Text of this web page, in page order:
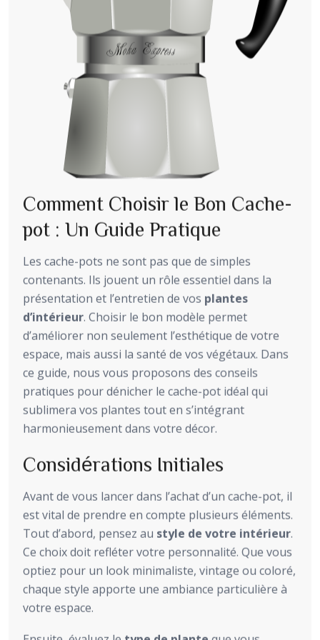
Comment Choisir le Bon Cache-
pot : Un Guide Pratique
Les cache-pots ne sont pas que de simples
contenants. Ils jouent un rôle essentiel dans la
présentation et l’entretien de vos plantes
d’intérieur. Choisir le bon modèle permet
d’améliorer non seulement l’esthétique de votre
espace, mais aussi la santé de vos végétaux. Dans
ce guide, nous vous proposons des conseils
pratiques pour dénicher le cache-pot idéal qui
sublimera vos plantes tout en s’intégrant
harmonieusement dans votre décor.
Considérations Initiales
Avant de vous lancer dans l’achat d’un cache-pot, il
est vital de prendre en compte plusieurs éléments.
Tout d’abord, pensez au style de votre intérieur.
Ce choix doit refléter votre personnalité. Que vous
optiez pour un look minimaliste, vintage ou coloré,
chaque style apporte une ambiance particulière à
votre espace.